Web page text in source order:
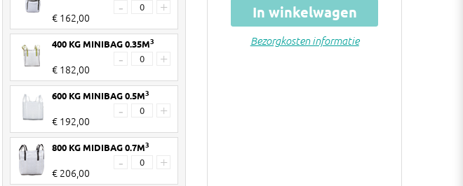
Vanaf 30 stuks
€ 3 korting per 20kg zak
€ 5 korting per 20kg zak
€ 162,00
- +
400 KG MINIBAG 0.35M3
€ 182,00
- +
600 KG MINIBAG 0.5M3
€ 192,00
- +
800 KG MIDIBAG 0.7M3
€ 206,00
- +
In winkelwagen
Bezorgkosten informatie